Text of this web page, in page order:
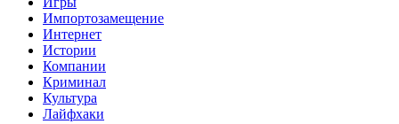
Импортозамещение
Интернет
Истории
Компании
Криминал
Культура
Лайфхаки